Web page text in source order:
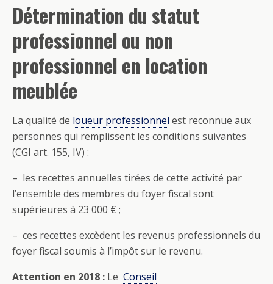
Détermination du statut
professionnel ou non
professionnel en location
meublée
La qualité de loueur professionnel est reconnue aux
personnes qui remplissent les conditions suivantes
(CGI art. 155, IV) :
– les recettes annuelles tirées de cette activité par
l’ensemble des membres du foyer fiscal sont
supérieures à 23 000 € ;
– ces recettes excèdent les revenus professionnels du
foyer fiscal soumis à l’impôt sur le revenu.
Attention en 2018 : Le Conseil